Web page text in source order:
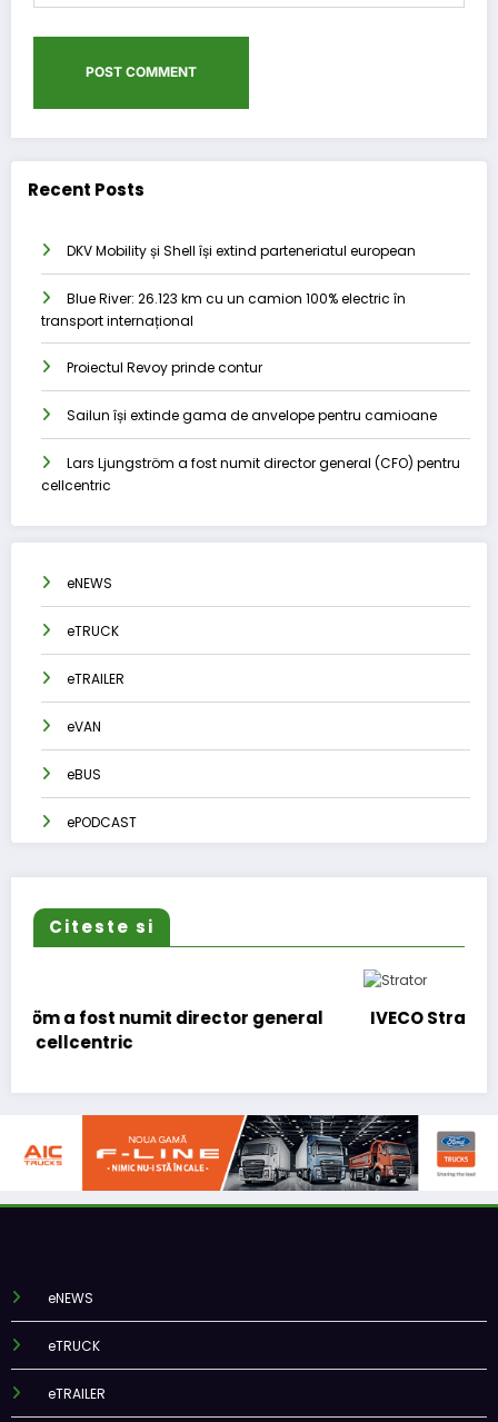
Recent Posts
DKV Mobility și Shell își extind parteneriatul european
Blue River: 26.123 km cu un camion 100% electric în
transport internațional
Proiectul Revoy prinde contur
Sailun își extinde gama de anvelope pentru camioane
Lars Ljungström a fost numit director general (CFO) pentru
cellcentric
eNEWS
eTRUCK
eTRAILER
eVAN
eBUS
ePODCAST
Citeste si
IVECO Strator se întoarce